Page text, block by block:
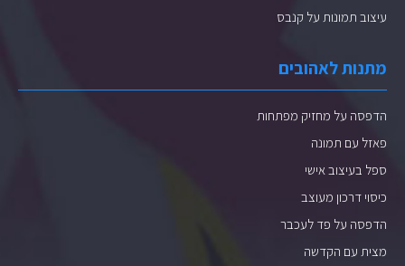
עיצוב תמונות על קנבס
מתנות לאהובים
הדפסה על מחזיק מפתחות
פאזל עם תמונה
ספל בעיצוב אישי
כיסוי דרכון מעוצב
הדפסה על פד לעכבר
מצית עם הקדשה